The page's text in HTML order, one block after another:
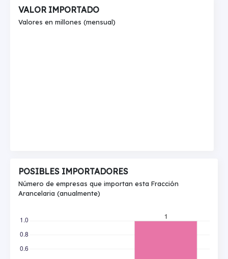
VALOR IMPORTADO
Valores en millones (mensual)
POSIBLES IMPORTADORES
Número de empresas que importan esta Fracción
Arancelaria (anualmente)